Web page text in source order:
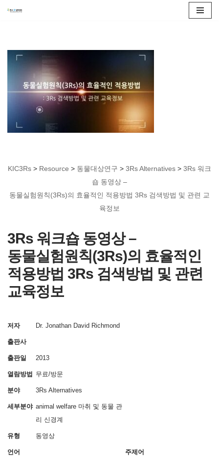
너
KIC3Rs > Resource > 동물대상연구 > 3Rs Alternatives > 3Rs 워크
숍 동영상 –
동물실험원칙(3Rs)의 효율적인 적용방법 3Rs 검색방법 및 관련 교
육정보
3Rs 워크숍 동영상 –
동물실험원칙(3Rs)의 효율적인
적용방법 3Rs 검색방법 및 관련
교육정보
저자 Dr. Jonathan David Richmond
출판사
출판일 2013
열람방법 무료/방문
분야 3Rs Alternatives
세부분야 animal welfare 마취 및 동물 관
리 신경계
유형 동영상
언어 주제어